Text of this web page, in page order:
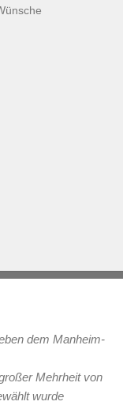
dem Manheim-
Mehrheit von
wurde